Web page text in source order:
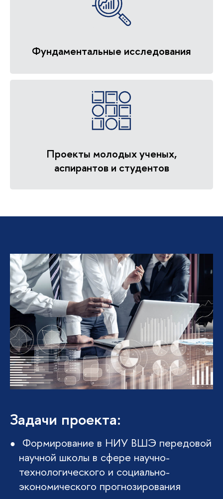
Фундаментальные исследования
Проекты молодых ученых,
аспирантов и студенто
Задачи проекта:
Формирование в НИУ ВШЭ передовой
научной школы в сфере научно-
технологического и социально-
экономического прогнозирования